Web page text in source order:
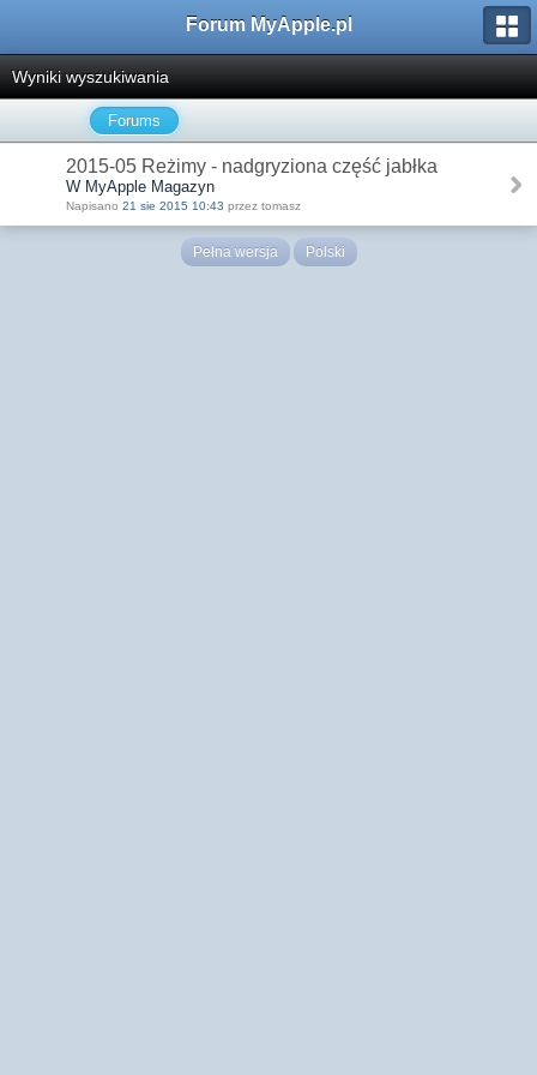
Forum MyApple.pl
Wyniki wyszukiwania
Forums
2015-05 Reżimy - nadgryziona część jabłka
W MyApple Magazyn
Napisano 21 sie 2015 10:43 przez tomasz
Pełna wersja Polski